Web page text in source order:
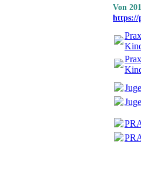
Von
https://